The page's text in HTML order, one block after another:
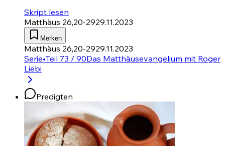
Skript lesen
Matthäus 26,20-2929.11.2023
Merken
Matthäus 26,20-2929.11.2023
Serie•Teil 73 / 90Das Matthäusevangelium mit Roger
Liebi
Predigten